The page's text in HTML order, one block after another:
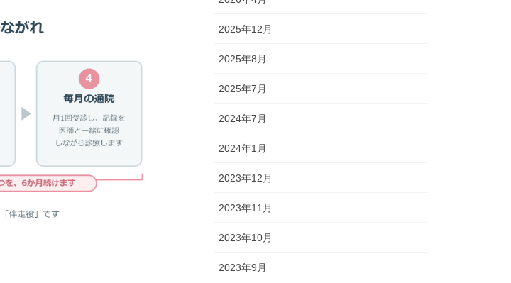
2025年12月
2025年8月
2025年7月
2024年7月
2024年1月
2023年12月
2023年11月
2023年10月
2023年9月